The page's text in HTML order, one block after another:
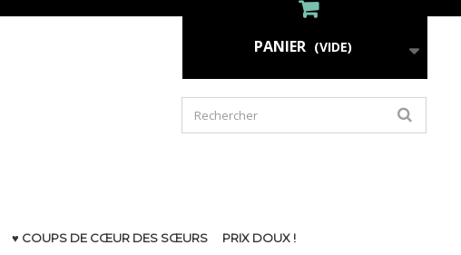
PANIER (VIDE)
♥ COUPS DE CŒUR DES SŒURS PRIX DOUX !